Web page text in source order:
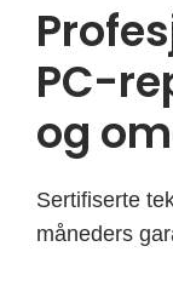
PC-
og
Sertifiserte
måneders